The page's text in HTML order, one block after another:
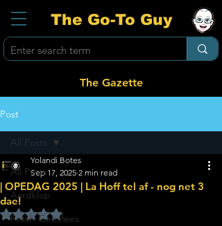
The Go-To Guy
The Gazette
Post
All Posts
Aardklop
Potch Geesfees
All Posts
| OPEDAG 2025 | La Hoff tel af - nog net 3
dae!
Yolandi Botes
Sep 17, 2025 2 min read
Rated NaN out of 5 stars.